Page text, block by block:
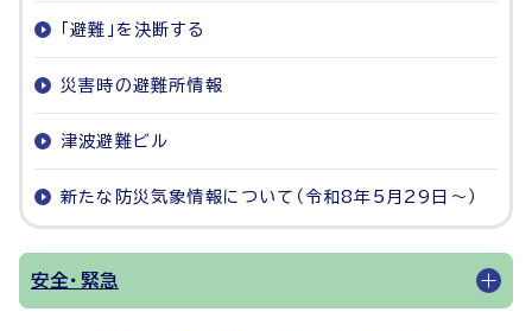
「避難」を決断する
災害時の避難所情報
津波避難ビル
新たな防災気象情報について（令和8年5月29日～）
安全・緊急